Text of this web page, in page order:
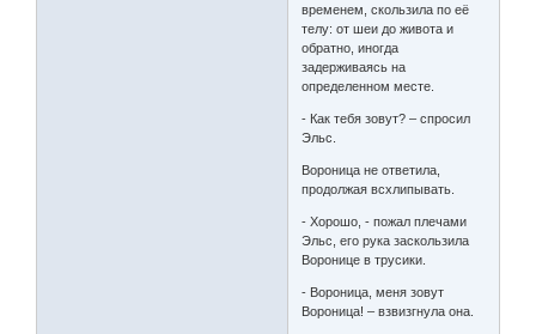
временем, скользила по её
телу: от шеи до живота и
обратно, иногда
задерживаясь на
определенном месте.
- Как тебя зовут? – спросил
Эльс.
Вороница не ответила,
продолжая всхлипывать.
- Хорошо, - пожал плечами
Эльс, его рука заскользила
Воронице в трусики.
- Вороница, меня зовут
Вороница! – взвизгнула она.